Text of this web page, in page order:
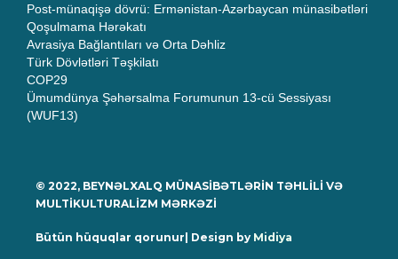
Post-münaqişə dövrü: Ermənistan-Azərbaycan münasibətləri
Qoşulmama Hərəkatı
Avrasiya Bağlantıları və Orta Dəhliz
Türk Dövlətləri Təşkilatı
COP29
Ümumdünya Şəhərsalma Forumunun 13-cü Sessiyası
(WUF13)
© 2022, BEYNƏLXALQ MÜNASİBƏTLƏRİN TƏHLİLİ VƏ
MULTİKULTURALİZM MƏRKƏZİ
Bütün hüquqlar qorunur| Design by Midiya